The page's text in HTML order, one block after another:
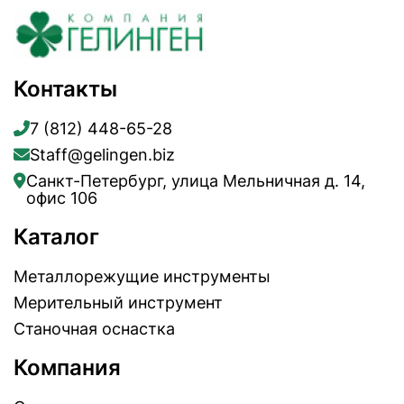
Контакты
7 (812) 448-65-28
Staff@gelingen.biz
Санкт-Петербург, улица Мельничная д. 14,
офис 106
Каталог
Металлорежущие инструменты
Мерительный инструмент
Станочная оснастка
Компания